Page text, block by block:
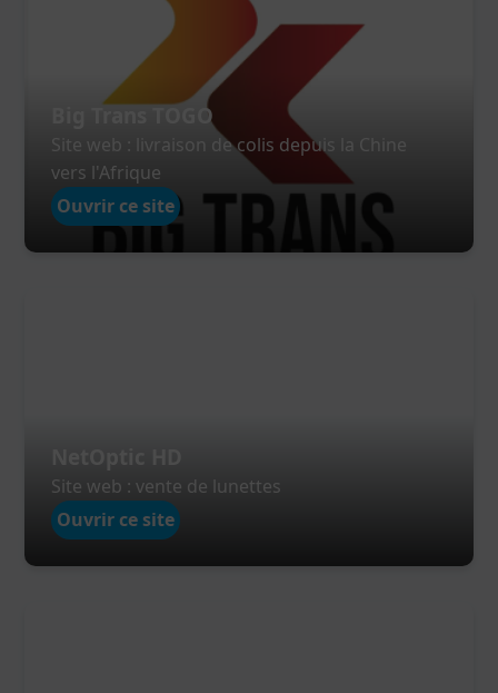
Big Trans TOGO
Site web : livraison de colis depuis la Chine
vers l'Afrique
Ouvrir ce site
Site web : vente de lunettes
Ouvrir ce site